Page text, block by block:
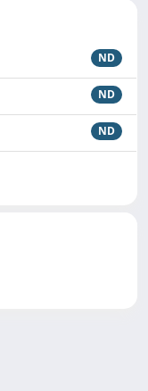
ND
ND
ND